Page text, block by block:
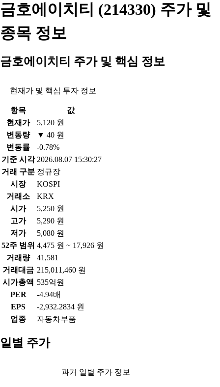
금호에이치티 (214330) 주가 및
종목 정보
금호에이치티 주가 및 핵심 정보
현재가 및 핵심 투자 정보
항목
값
현재가
5,120 원
변동량
▼ 40 원
변동률
-0.78%
기준 시각 2026.08.07 15:30:27
거래 구분 정규장
시장
KOSPI
거래소
KRX
시가
5,250 원
고가
5,290 원
저가
5,080 원
52주 범위 4,475 원 ~ 17,926 원
거래량
41,581
거래대금 215,011,460 원
시가총액 535억원
PER
-4.94배
EPS
-2,932.2834 원
업종
자동차부품
일별 주가
과거 일별 주가 정보